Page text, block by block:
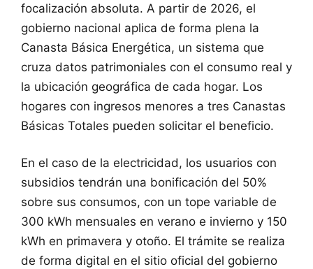
focalización absoluta. A partir de 2026, el
gobierno nacional aplica de forma plena la
Canasta Básica Energética, un sistema que
cruza datos patrimoniales con el consumo real y
la ubicación geográfica de cada hogar. Los
hogares con ingresos menores a tres Canastas
Básicas Totales pueden solicitar el beneficio.
En el caso de la electricidad, los usuarios con
subsidios tendrán una bonificación del 50%
sobre sus consumos, con un tope variable de
300 kWh mensuales en verano e invierno y 150
kWh en primavera y otoño. El trámite se realiza
de forma digital en el sitio oficial del gobierno